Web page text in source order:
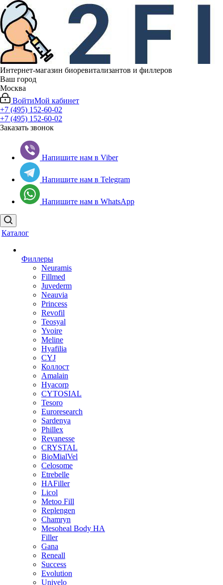
Интернет-магазин биоревитализантов и филлеров
Ваш город
Москва
ВойтиМой кабинет
+7 (495) 152-60-02
+7 (495) 152-60-02
Заказать звонок
Напишите нам в Viber
Напишите нам в Telegram
Напишите нам в WhatsApp
Каталог
Филлеры
Neuramis
Fillmed
Juvederm
Neauvia
Princess
Revofil
Teosyal
Yvoire
Meline
Hyafilia
CYJ
Коллост
Amalain
Hyacorp
CYTOSIAL
Tesoro
Euroresearch
Sardenya
Phillex
Revanesse
CRYSTAL
BioMialVel
Celosome
Etrebelle
HAFiller
Licol
Metoo Fill
Replengen
Chamryn
Mesoheal Body HA
Filler
Gana
Reneall
Success
Evolution
Univelo